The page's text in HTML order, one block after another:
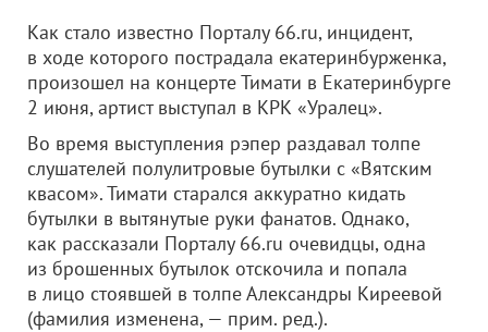
Как стало известно Порталу 66.ru, инцидент,
в ходе которого пострадала екатеринбурженка,
произошел на концерте Тимати в Екатеринбурге
2 июня, артист выступал в КРК «Уралец».
Во время выступления рэпер раздавал толпе
слушателей полулитровые бутылки с «Вятским
квасом». Тимати старался аккуратно кидать
бутылки в вытянутые руки фанатов. Однако,
как рассказали Порталу 66.ru очевидцы, одна
из брошенных бутылок отскочила и попала
в лицо стоявшей в толпе Александры Киреевой
(фамилия изменена, — прим. ред.).